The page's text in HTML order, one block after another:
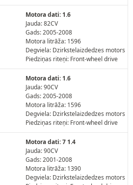
Motora dati: 1.6
Jauda: 82CV
Gads: 2005-2008
Motora litrāža: 1596
Degviela: Dzirkstelaizdedzes motors
Piedziņas riteņi: Front-wheel drive
Motora dati: 1.6
Jauda: 90CV
Gads: 2005-2008
Motora litrāža: 1596
Degviela: Dzirkstelaizdedzes motors
Piedziņas riteņi: Front-wheel drive
Motora dati: 7 1.4
Jauda: 90CV
Gads: 2001-2008
Motora litrāža: 1390
Degviela: Dzirkstelaizdedzes motors